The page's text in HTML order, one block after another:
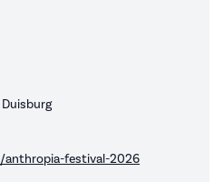
Duisburg
festival-2026